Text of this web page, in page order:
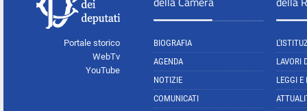
Portale storico
WebTv
YouTube
BIOGRAFIA
AGENDA
NOTIZIE
COMUNICATI
LAVORI
LEGGI E